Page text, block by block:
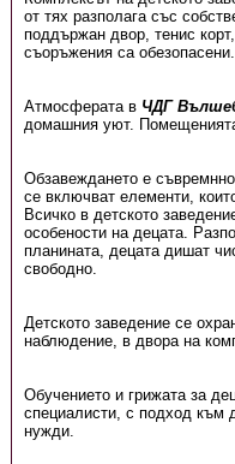
от тях разполага със
поддържан двор, тенис
съоръжения са обезопасени.
Атмосферата в ЧДГ
домашния уют.
Обзавеждането е
се включват елементи,
Всичко в детското
особености на децата.
планината, децата дишат
свободно.
Детското заведение се
наблюдение, в двора на
Обучението и грижата за
специалисти, с подход към
нужди.